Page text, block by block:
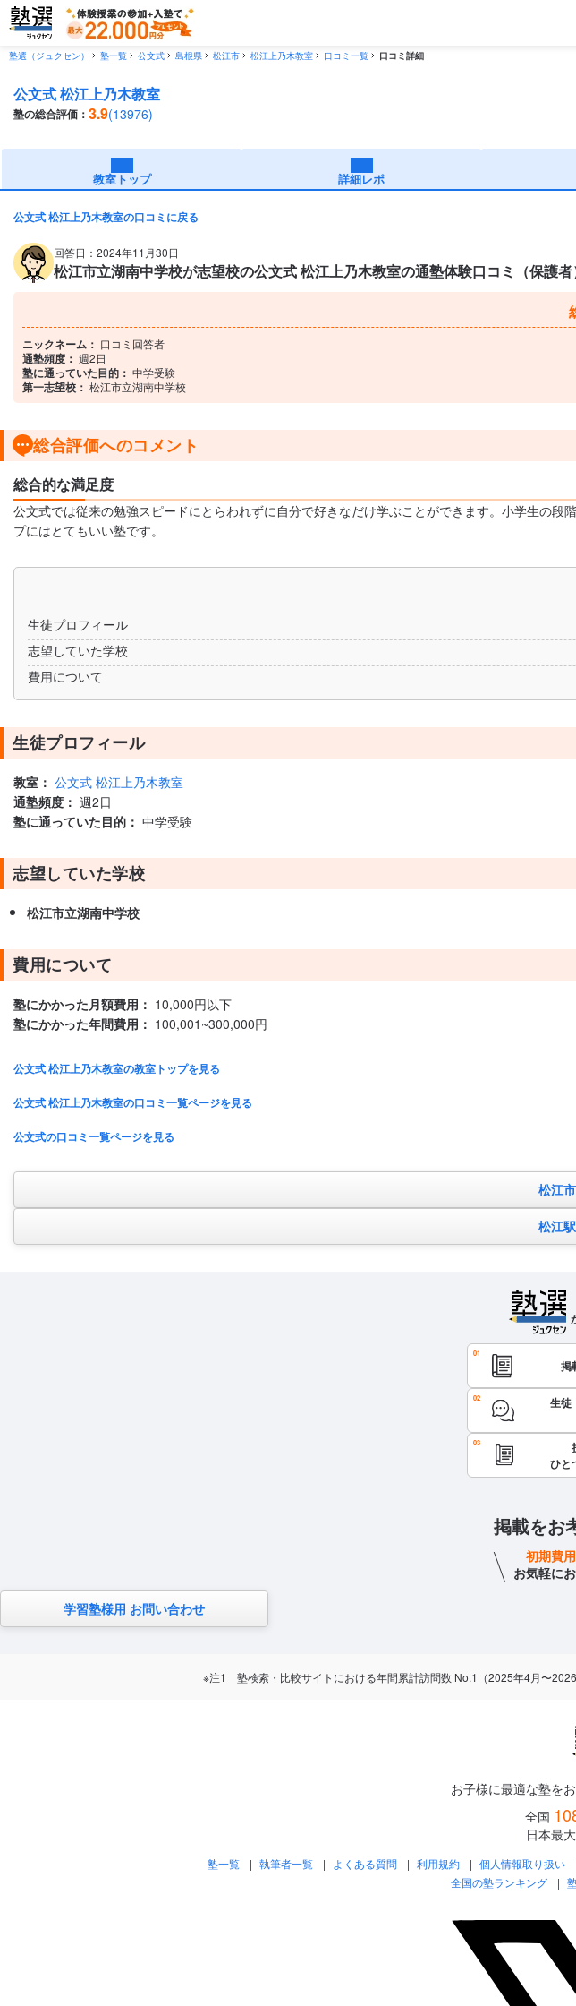
塾選（ジュクセン） 塾一覧 公文式 島根県 松江市 松江上乃木教室 口コミ一覧 口コミ詳細
公文式 松江上乃木教室
塾の総合評価： 3.9(13976)
教室トップ 詳細レポ
公文式 松江上乃木教室の口コミに戻る
回答日：2024年11月30日
松江市立湖南中学校が志望校の公文式 松江上乃木教室の通塾体験口コミ（保護者
ニックネーム： 口コミ回答者
通塾頻度： 週2日
塾に通っていた目的： 中学受験
第一志望校： 松江市立湖南中学校
総合評価へのコメント
総合的な満足度
公文式では従来の勉強スピードにとらわれずに自分で好きなだけ学ぶことができます。小学生の
プにはとてもいい塾です。
生徒プロフィール
志望していた学校
費用について
生徒プロフィール
教室： 公文式 松江上乃木教室
通塾頻度： 週2日
塾に通っていた目的： 中学受験
志望していた学校
松江市立湖南中学校
費用について
塾にかかった月額費用： 10,000円以下
塾にかかった年間費用： 100,001~300,000円
公文式 松江上乃木教室の教室トップを見る
公文式 松江上乃木教室の口コミ一覧ページを見る
公文式の口コミ一覧ページを見る
松江
松江
掲
生徒
ひと
掲載をお
初期費
お気軽に
学習塾様用 お問い合わせ
※注1 塾検索・比較サイトにおける年間累計訪問数 No.1（2025年4月〜2026
お子様に最適な塾を
全国
日本最
塾一覧 執筆者一覧 よくある質問 利用規約 個人情報取り扱い
全国の塾ランキング